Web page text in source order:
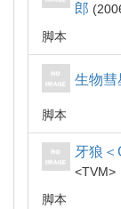
郎
脚本
生物彗
脚本
牙狼
TVM
脚本